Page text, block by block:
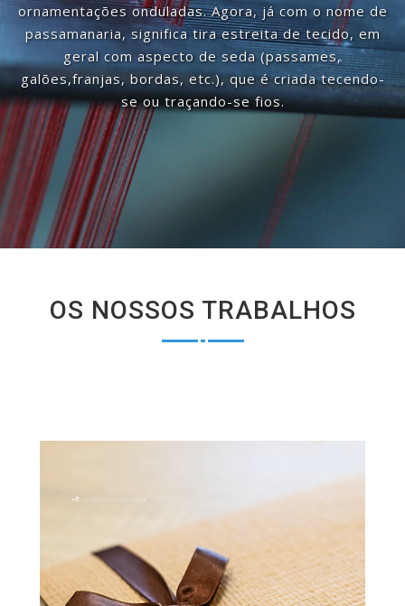
ornamentações onduladas. Agora, já com o nome de
passamanaria, significa tira estreita de tecido, em
geral com aspecto de seda (passames,
galões,franjas, bordas, etc.), que é criada tecendo-
se ou traçando-se fios.
OS NOSSOS TRABALHOS